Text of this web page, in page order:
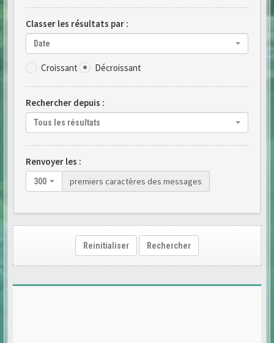
Classer les résultats par :
Date
Croissant Décroissant
Rechercher depuis :
Tous les résultats
Renvoyer les :
300 premiers caractères des messages
Reinitialiser Rechercher